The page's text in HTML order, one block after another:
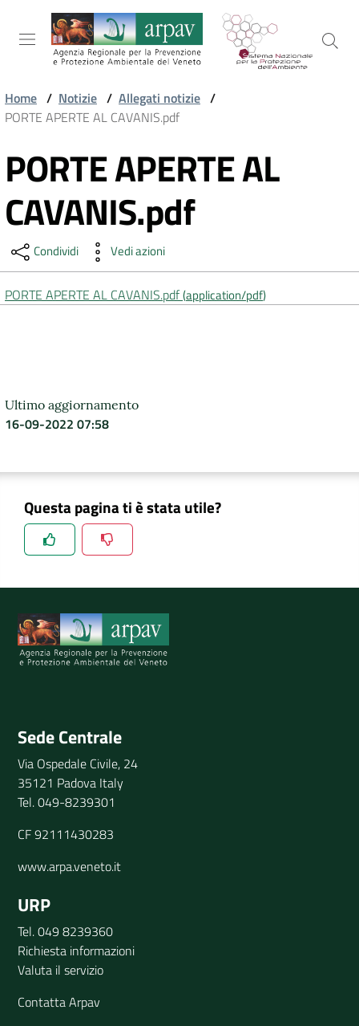
Salta al contenuto
Salta alla navigazione
Salta al footer
AMBIENTALI
TERRITORIO
AMBIENTALI
Seguici
su
Home / Notizie / Allegati notizie /
PORTE APERTE AL CAVANIS.pdf
Vai al contenuto
PORTE APERTE AL
CAVANIS.pdf
Condividi Vedi azioni
PORTE APERTE AL CAVANIS.pdf(application/pdf)
Ultimo aggiornamento
16-09-2022 07:58
Questa pagina ti è stata utile?
Spiegaci perchè, e aiutaci a migliorare il servizio
Sede Centrale
Via Ospedale Civile, 24
35121 Padova Italy
Tel. 049-8239301
CF 92111430283
www.arpa.veneto.it
URP
Tel. 049 8239360
Richiesta informazioni
Valuta il servizio
Contatta Arpav